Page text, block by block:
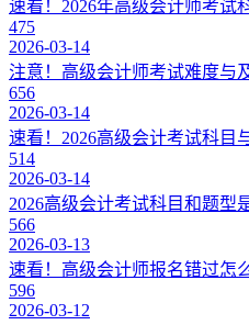
速看！2026年高级会计师考试
475
2026-03-14
注意！高级会计师考试难度与
656
2026-03-14
速看！2026高级会计考试科目
514
2026-03-14
2026高级会计考试科目和题型
566
2026-03-13
速看！高级会计师报名错过怎
596
2026-03-12